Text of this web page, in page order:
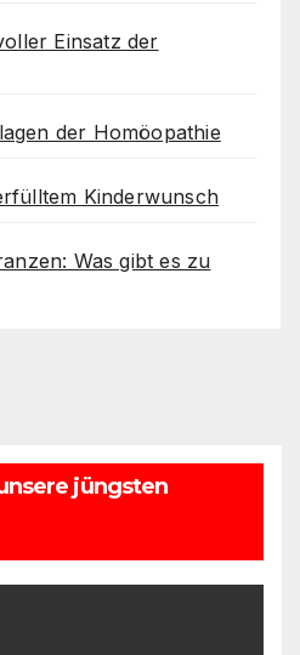
Einsatz der
der Homöopathie
Kinderwunsch
Was gibt es zu
jüngsten